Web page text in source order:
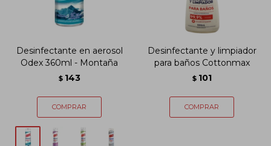
Desinfectante en aerosol
Odex 360ml - Montaña
$ 143
Desinfectante y limpiador
para baños Cottonmax
$ 101